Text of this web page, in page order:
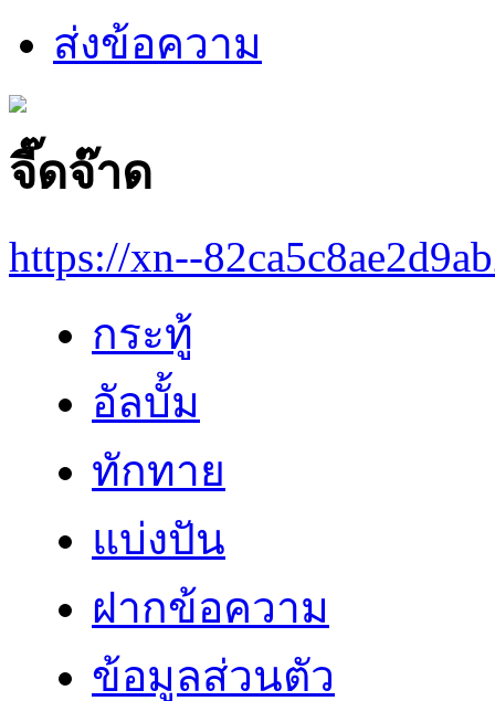
ส่งข้อความ
จี๊ดจ๊าด
https://xn--
กระทู้
อัลบั้ม
ทักทาย
แบ่งปัน
ฝากข้อความ
ข้อมูลส่วนตัว